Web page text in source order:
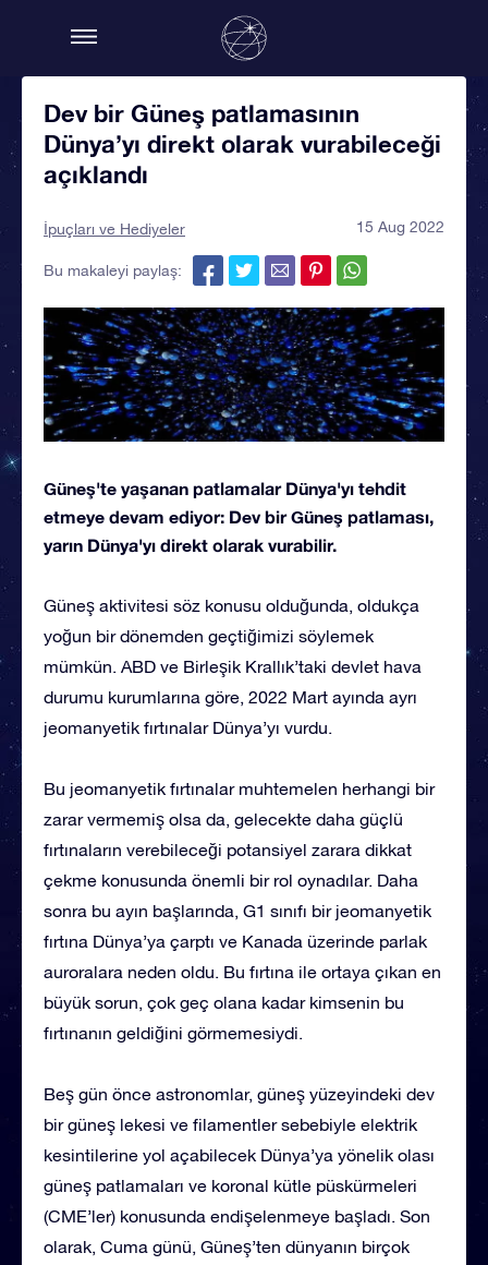
Dev bir Güneş patlamasının
Dünya’yı direkt olarak vurabileceği
açıklandı
İpuçları ve Hediyeler 15 Aug 2022
Bu makaleyi paylaş:
Güneş'te yaşanan patlamalar Dünya'yı tehdit
etmeye devam ediyor: Dev bir Güneş patlaması,
yarın Dünya'yı direkt olarak vurabilir.
Güneş aktivitesi söz konusu olduğunda, oldukça
yoğun bir dönemden geçtiğimizi söylemek
mümkün. ABD ve Birleşik Krallık’taki devlet hava
durumu kurumlarına göre, 2022 Mart ayında ayrı
jeomanyetik fırtınalar Dünya’yı vurdu.
Bu jeomanyetik fırtınalar muhtemelen herhangi bir
zarar vermemiş olsa da, gelecekte daha güçlü
fırtınaların verebileceği potansiyel zarara dikkat
çekme konusunda önemli bir rol oynadılar. Daha
sonra bu ayın başlarında, G1 sınıfı bir jeomanyetik
fırtına Dünya’ya çarptı ve Kanada üzerinde parlak
auroralara neden oldu. Bu fırtına ile ortaya çıkan en
büyük sorun, çok geç olana kadar kimsenin bu
fırtınanın geldiğini görmemesiydi.
Beş gün önce astronomlar, güneş yüzeyindeki dev
bir güneş lekesi ve filamentler sebebiyle elektrik
kesintilerine yol açabilecek Dünya’ya yönelik olası
güneş patlamaları ve koronal kütle püskürmeleri
(CME’ler) konusunda endişelenmeye başladı. Son
olarak, Cuma günü, Güneş’ten dünyanın birçok